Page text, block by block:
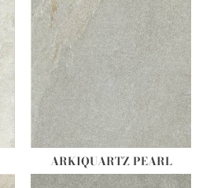
ARKIQUARTZ PEARL